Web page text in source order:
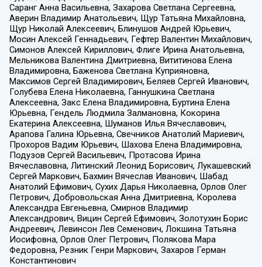
Саранг Анна Васильевна, Захарова Светлана Сергеевна,
Аверин Владимир Анатольевич, Щур Татьяна Михайловна,
Щур Николай Алексеевич, Блинушов Андрей Юрьевич,
Мосин Алексей Геннадьевич, Гефтер Валентин Михайлович,
Симонов Алексей Кириллович, Флиге Ирина Анатольевна,
Мельникова Валентина Дмитриевна, Вититинова Елена
Владимировна, Баженова Светлана Куприяновна,
Максимов Сергей Владимирович, Беляев Сергей Иванович,
Голубева Елена Николаевна, Ганнушкина Светлана
Алексеевна, Закс Елена Владимировна, Буртина Елена
Юрьевна, Гендель Людмила Залмановна, Кокорина
Екатерина Алексеевна, Шуманов Илья Вячеславович,
Арапова Галина Юрьевна, Свечников Анатолий Мариевич,
Прохоров Вадим Юрьевич, Шахова Елена Владимировна,
Подузов Сергей Васильевич, Протасова Ирина
Вячеславовна, Литинский Леонид Борисович, Лукашевский
Сергей Маркович, Бахмин Вячеслав Иванович, Шабад
Анатолий Ефимович, Сухих Дарья Николаевна, Орлов Олег
Петрович, Добровольская Анна Дмитриевна, Королева
Александра Евгеньевна, Смирнов Владимир
Александрович, Вицин Сергей Ефимович, Золотухин Борис
Андреевич, Левинсон Лев Семенович, Локшина Татьяна
Иосифовна, Орлов Олег Петрович, Полякова Мара
Федоровна, Резник Генри Маркович, Захаров Герман
Константинович